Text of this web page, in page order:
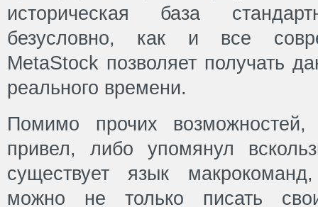
историческая база
безусловно, как и все
MetaStock позволяет получать
реального времени.
Помимо прочих
привел, либо упомянул
существует язык
можно не только писать